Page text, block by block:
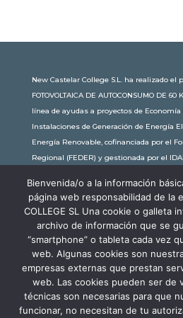
New Castelar College S.L. ha realizado el
FOTOVOLTAICA DE AUTOCONSUMO DE
línea de ayudas a proyectos de Economía
Instalaciones de Generación de Energía
Energía Renovable, cofinanciada por el
Regional (FEDER) y gestionada por el
subvención de 30.245,63€. Con una
comunidad educativa de New Castelar
toneladas de CO2 al año, lo que equivale a
o plantar 116 árboles al año.
Bienvenida/o a la información
página web responsabilidad de la
COLLEGE SL Una cookie o galleta
archivo de información que se
“smartphone” o tableta cada vez
web. Algunas cookies son
empresas externas que prestan
web. Las cookies pueden ser de
técnicas son necesarias para que
funcionar, no necesitan de tu